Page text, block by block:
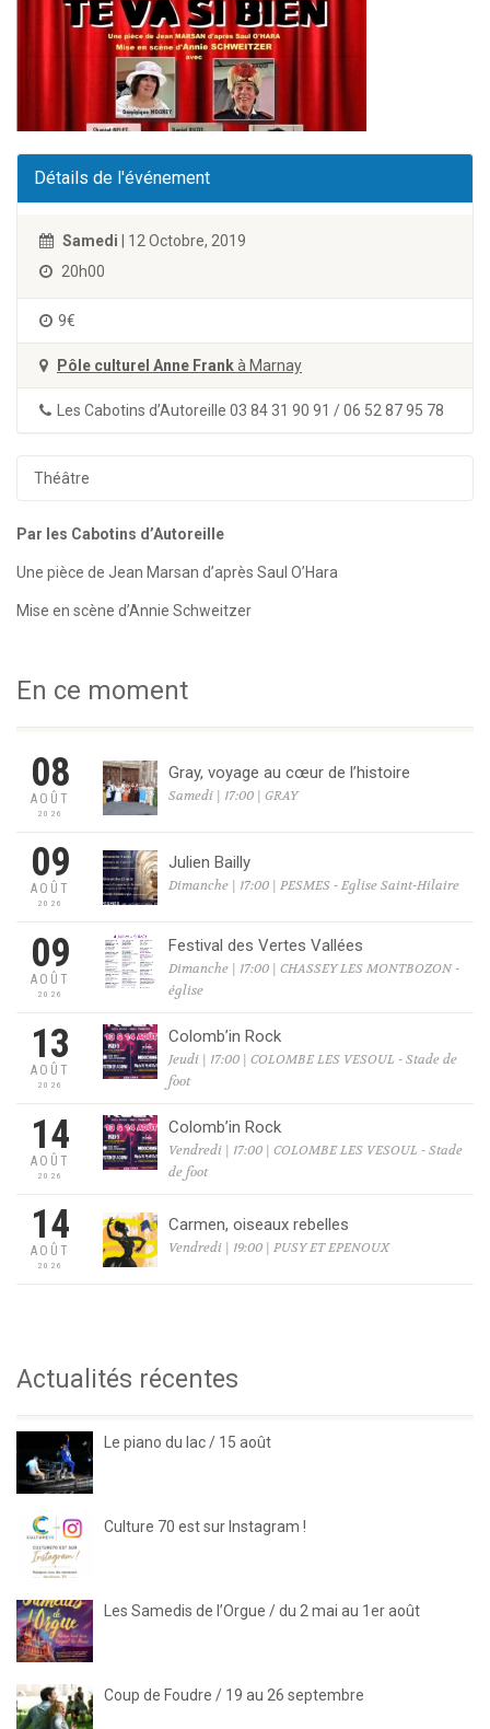
Détails de l'événement
Samedi | 12 Octobre, 2019
20h00
9€
Pôle culturel Anne Frankà Marnay
Les Cabotins d’Autoreille 03 84 31 90 91 / 06 52 87 95 78
Théâtre
Par les Cabotins d’Autoreille
Une pièce de Jean Marsan d’après Saul O’Hara
Mise en scène d’Annie Schweitzer
En ce moment
08
AOÛT
2026
Gray, voyage au cœur de l’histoire
Samedi | 17:00 | GRAY
09
AOÛT
2026
Julien Bailly
Dimanche | 17:00 | PESMES - Eglise Saint-Hilaire
09
AOÛT
2026
Festival des Vertes Vallées
Dimanche | 17:00 | CHASSEY LES MONTBOZON -
église
13
AOÛT
2026
Colomb’in Rock
Jeudi | 17:00 | COLOMBE LES VESOUL - Stade de
foot
14
AOÛT
2026
Colomb’in Rock
Vendredi | 17:00 | COLOMBE LES VESOUL - Stade
de foot
14
AOÛT
2026
Carmen, oiseaux rebelles
Vendredi | 19:00 | PUSY ET EPENOUX
Actualités récentes
Le piano du lac / 15 août
Culture 70 est sur Instagram !
Les Samedis de l’Orgue / du 2 mai au 1er août
Coup de Foudre / 19 au 26 septembre